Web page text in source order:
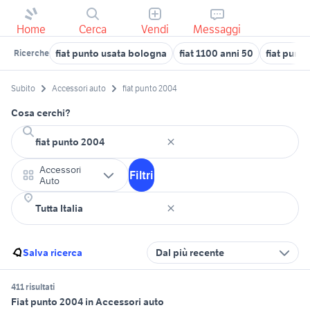
Home Cerca Vendi Messaggi
Ricerche fiat punto usata bologna fiat 1100 anni 50 fiat
Subito Accessori auto fiat punto 2004
Cosa cerchi?
Accessori
Auto
Filtri
Salva ricerca Dal più recente
411 risultati
Fiat punto 2004 in Accessori auto